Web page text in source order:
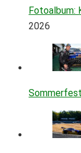
Fotoalbum:
2026